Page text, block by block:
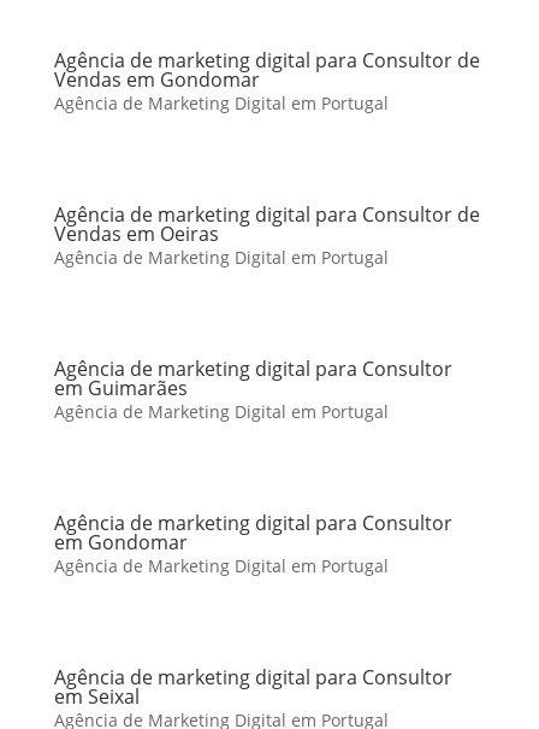
Agência de marketing digital para Consultor de
Vendas em Gondomar
Agência de Marketing Digital em Portugal
Agência de marketing digital para Consultor de
Vendas em Oeiras
Agência de Marketing Digital em Portugal
Agência de marketing digital para Consultor
em Guimarães
Agência de Marketing Digital em Portugal
Agência de marketing digital para Consultor
em Gondomar
Agência de Marketing Digital em Portugal
Agência de marketing digital para Consultor
em Seixal
Agência de Marketing Digital em Portugal